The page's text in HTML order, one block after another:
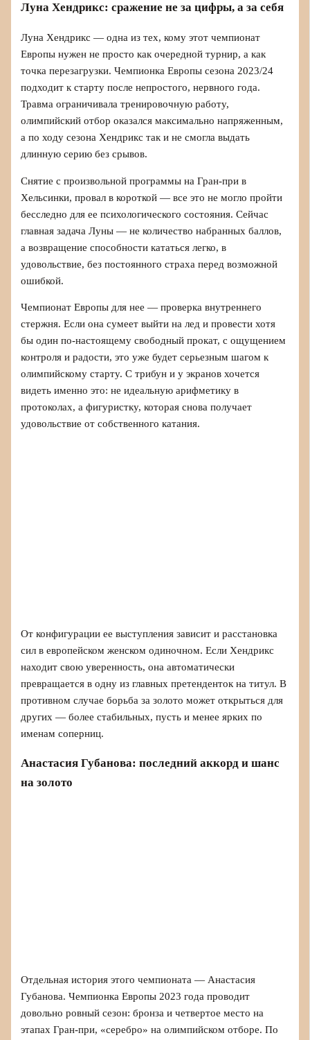
Луна Хендрикс: сражение не за цифры, а за себя
Луна Хендрикс — одна из тех, кому этот чемпионат
Европы нужен не просто как очередной турнир, а как
точка перезагрузки. Чемпионка Европы сезона 2023/24
подходит к старту после непростого, нервного года.
Травма ограничивала тренировочную работу,
олимпийский отбор оказался максимально напряженным,
а по ходу сезона Хендрикс так и не смогла выдать
длинную серию без срывов.
Снятие с произвольной программы на Гран-при в
Хельсинки, провал в короткой — все это не могло пройти
бесследно для ее психологического состояния. Сейчас
главная задача Луны — не количество набранных баллов,
а возвращение способности кататься легко, в
удовольствие, без постоянного страха перед возможной
ошибкой.
Чемпионат Европы для нее — проверка внутреннего
стержня. Если она сумеет выйти на лед и провести хотя
бы один по-настоящему свободный прокат, с ощущением
контроля и радости, это уже будет серьезным шагом к
олимпийскому старту. С трибун и у экранов хочется
видеть именно это: не идеальную арифметику в
протоколах, а фигуристку, которая снова получает
удовольствие от собственного катания.
От конфигурации ее выступления зависит и расстановка
сил в европейском женском одиночном. Если Хендрикс
находит свою уверенность, она автоматически
превращается в одну из главных претенденток на титул. В
противном случае борьба за золото может открыться для
других — более стабильных, пусть и менее ярких по
именам соперниц.
Анастасия Губанова: последний аккорд и шанс
на золото
Отдельная история этого чемпионата — Анастасия
Губанова. Чемпионка Европы 2023 года проводит
довольно ровный сезон: бронза и четвертое место на
этапах Гран-при, «серебро» на олимпийском отборе. По